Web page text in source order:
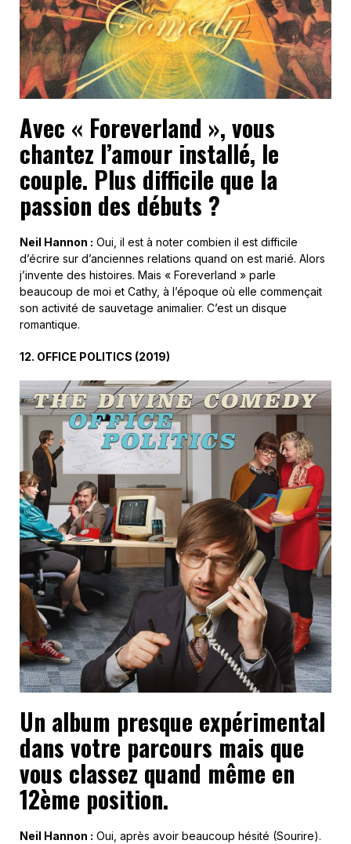
Avec « Foreverland », vous
chantez l’amour installé, le
couple. Plus difficile que la
passion des débuts ?
Neil Hannon : Oui, il est à noter combien il est difficile
d’écrire sur d’anciennes relations quand on est marié. Alors
j’invente des histoires. Mais « Foreverland » parle
beaucoup de moi et Cathy, à l’époque où elle commençait
son activité de sauvetage animalier. C’est un disque
romantique.
12. OFFICE POLITICS (2019)
Un album presque expérimental
dans votre parcours mais que
vous classez quand même en
12ème position.
Neil Hannon : Oui, après avoir beaucoup hésité (Sourire).